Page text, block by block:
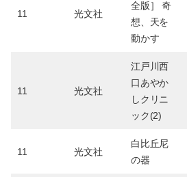
11 光文社
全版］ 奇
想、天を
動かす
11 光文社
江戸川西
口あやか
しクリニ
ック(2)
11 光文社
白比丘尼
の器